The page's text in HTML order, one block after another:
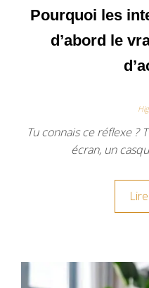
Pourquoi les
d’abord le
Tu connais ce réflexe ?
écran, un